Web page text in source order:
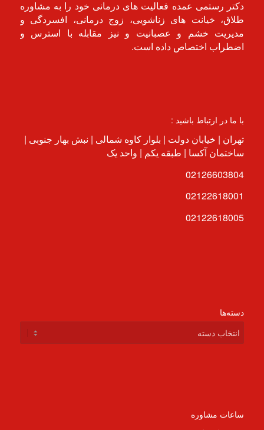
دکتر رستمی عمده فعالیت های درمانی خود را به مشاوره
طلاق، خیانت های زناشویی، زوج درمانی، افسردگی و
مدیریت خشم و عصبانیت و نیز مقابله با استرس و
اضطراب اختصاص داده است.
با ما در ارتباط باشید :
تهران | خیابان دولت | بلوار کاوه شمالی | نبش بهار جنوبی |
ساختمان آکسا | طبقه یکم | واحد یک
02126603804
02122618001
02122618005
دسته‌ها
دسته‌ها
ساعات مشاوره